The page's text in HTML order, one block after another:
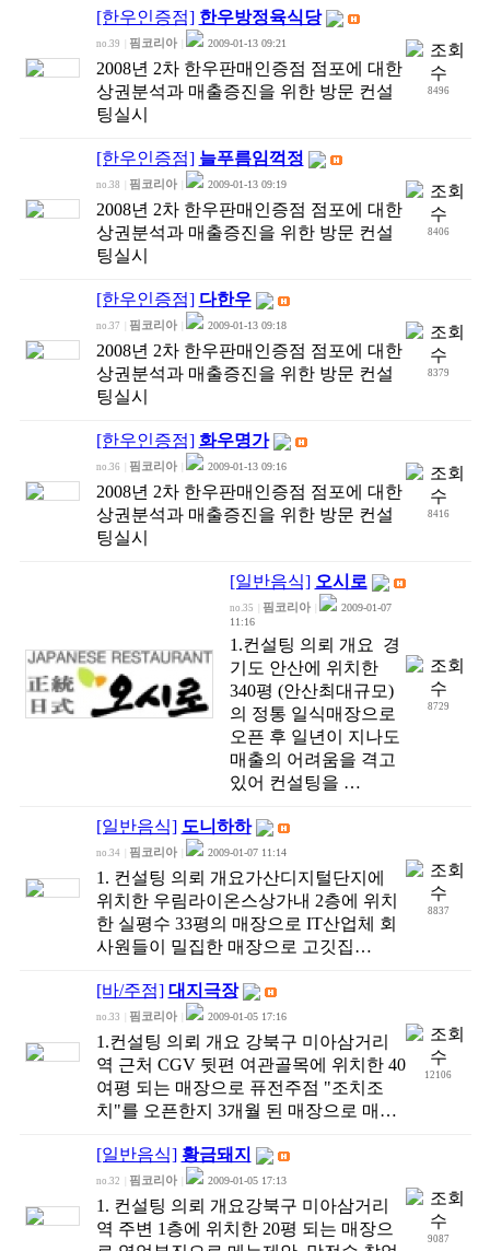
[한우인증점] 한우방정육식당
no.39 핌코리아 2009-01-13 09:21
2008년 2차 한우판매인증점 점포에 대한
상권분석과 매출증진을 위한 방문 컨설
팅실시
8496
[한우인증점] 늘푸름임꺽정
no.38 핌코리아 2009-01-13 09:19
2008년 2차 한우판매인증점 점포에 대한
상권분석과 매출증진을 위한 방문 컨설
팅실시
8406
[한우인증점] 다한우
no.37 핌코리아 2009-01-13 09:18
2008년 2차 한우판매인증점 점포에 대한
상권분석과 매출증진을 위한 방문 컨설
팅실시
8379
[한우인증점] 화우명가
no.36 핌코리아 2009-01-13 09:16
2008년 2차 한우판매인증점 점포에 대한
상권분석과 매출증진을 위한 방문 컨설
팅실시
8416
[일반음식] 오시로
no.35 핌코리아
2009-01-07
11:16
1.컨설팅 의뢰 개요 경
기도 안산에 위치한
340평 (안산최대규모)
의 정통 일식매장으로
오픈 후 일년이 지나도
매출의 어려움을 격고
있어 컨설팅을 …
8729
[일반음식] 도니하하
no.34 핌코리아 2009-01-07 11:14
1. 컨설팅 의뢰 개요가산디지털단지에
위치한 우림라이온스상가내 2층에 위치
한 실평수 33평의 매장으로 IT산업체 회
사원들이 밀집한 매장으로 고깃집…
8837
[바/주점] 대지극장
no.33 핌코리아 2009-01-05 17:16
1.컨설팅 의뢰 개요 강북구 미아삼거리
역 근처 CGV 뒷편 여관골목에 위치한 40
여평 되는 매장으로 퓨전주점 "조치조
치"를 오픈한지 3개월 된 매장으로 매…
12106
[일반음식] 황금돼지
no.32 핌코리아 2009-01-05 17:13
1. 컨설팅 의뢰 개요강북구 미아삼거리
역 주변 1층에 위치한 20평 되는 매장으
9087